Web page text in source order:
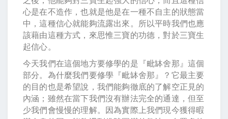
心是在不造作，也就是他是在一種不自主的狀態當
中，這種信心就能夠流露出來。所以平時我們也應
該藉由這種方式，來思惟三寶的功德，對於三寶生
起信心。
今天我們在這個地方要修學的是『毗缽舍那』這個
部分。為什麼我們要修學『毗缽舍那』？它最主要
的目的也是希望說，我們能夠徹底的了解空正見的
內涵；雖然在當下我們沒有辦法完全的通達，但至
少我們會慢慢的理解。因為實際上我們現今獲得暇